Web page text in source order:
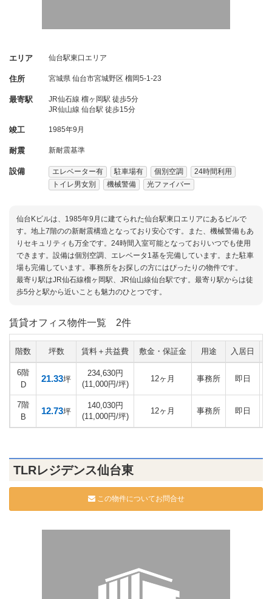
エリア 仙台駅東口エリア
住所 宮城県 仙台市宮城野区 榴岡5-1-23
最寄駅
JR仙石線 榴ヶ岡駅 徒歩5分
JR仙山線 仙台駅 徒歩15分
竣工 1985年9月
耐震 新耐震基準
設備 エレベーター有 駐車場有 個別空調
24時間利用
トイレ男女別
機械警備 光ファイバー
仙台Kビルは、1985年9月に建てられた仙台駅東口エリアにあるビルで
す。地上7階のの新耐震構造となっており安心です。また、機械警備もあ
りセキュリティも万全です。24時間入室可能となっておりいつでも使用
できます。設備は個別空調、エレベータ1基を完備しています。また駐車
場も完備しています。事務所をお探しの方にはぴったりの物件です。
最寄り駅はJR仙石線榴ヶ岡駅、JR仙山線仙台駅です。最寄り駅からは徒
歩5分と駅から近いことも魅力のひとつです。
賃貸オフィス物件一覧 2件
階数 坪数 賃料＋共益費 敷金・保証金 用途 入居日
6階
D
21.33坪
234,630円
(11,000円/坪)
12ヶ月 事務所 即日
7階
B
12.73坪
140,030円
(11,000円/坪)
12ヶ月 事務所 即日
TLRレジデンス仙台東
この物件についてお問合せ